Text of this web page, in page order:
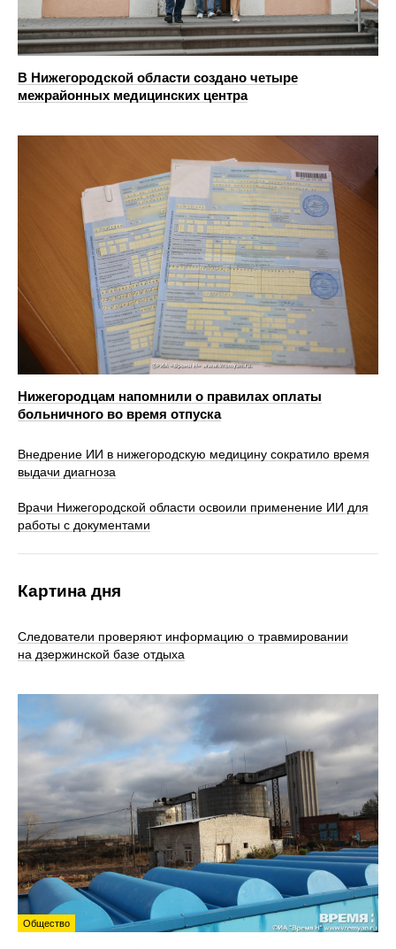
В Нижегородской области создано четыре
межрайонных медицинских центра
Нижегородцам напомнили о правилах оплаты
больничного во время отпуска
Внедрение ИИ в нижегородскую медицину сократило время
выдачи диагноза
Врачи Нижегородской области освоили применение ИИ для
работы с документами
Картина дня
Следователи проверяют информацию о травмировании
на дзержинской базе отдыха
Общество